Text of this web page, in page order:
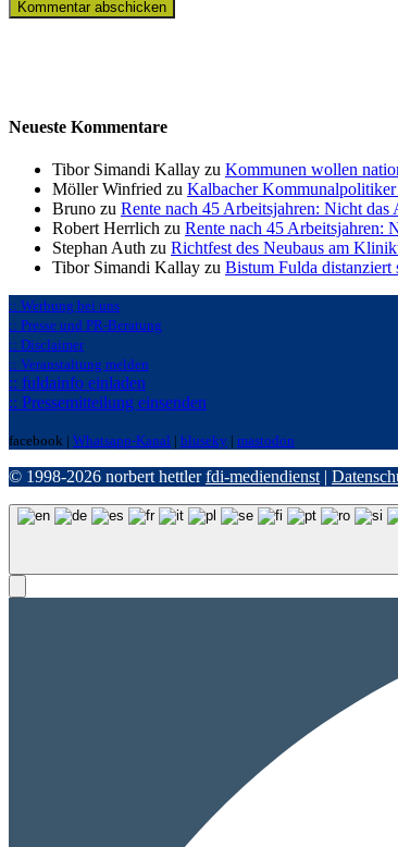
Neueste Kommentare
Tibor Simandi Kallay zu Kommunen wollen
Möller Winfried zu Kalbacher Kommunalpolitiker
Bruno zu Rente nach 45 Arbeitsjahren: Nicht das
Robert Herrlich zu Rente nach 45 Arbeitsjahren:
Stephan Auth zu Richtfest des Neubaus am
Tibor Simandi Kallay zu Bistum Fulda distanziert
:: Werbung bei uns
:: Presse und PR-Beratung
:: Disclaimer
:: Veranstaltung melden
:: fuldainfo einladen
:: Pressemitteilung einsenden
facebook | Whatsapp-Kanal | bluseky | mastodon
© 1998-2026 norbert hettlerfdi-mediendienst |